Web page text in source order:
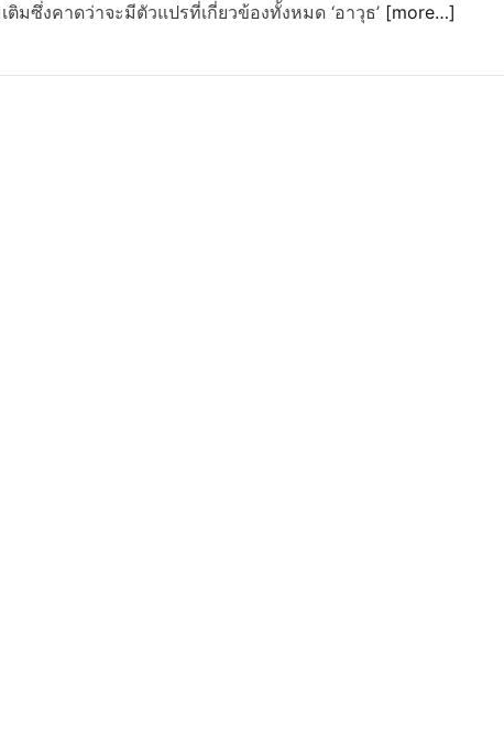
มซึ่งคาดว่าจะมีตัวแปรที่เกี่ยวข้องทั้งหมด ‘อาวุธ’ [more…]